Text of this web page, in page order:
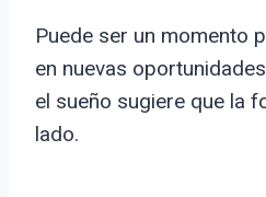
Puede ser un momento
en nuevas
el sueño sugiere que la
lado.